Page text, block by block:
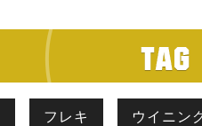
フレキ ウイニン